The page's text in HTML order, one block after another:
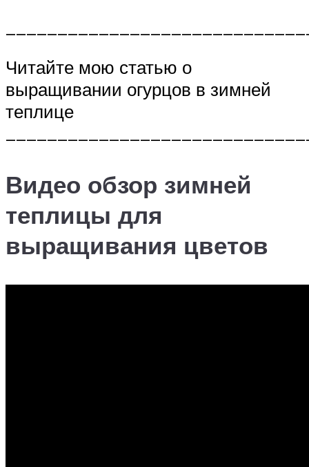
Читайте мою статью о
выращивании огурцов в зимней
теплице
Видео обзор зимней
теплицы для
выращивания цветов